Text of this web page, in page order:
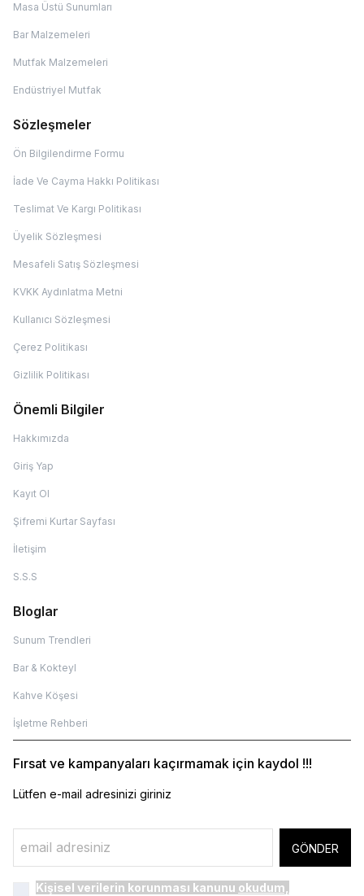
Masa Üstü Sunumları
Bar Malzemeleri
Mutfak Malzemeleri
Endüstriyel Mutfak
Sözleşmeler
Ön Bilgilendirme Formu
İade Ve Cayma Hakkı Politikası
Teslimat Ve Kargı Politikası
Üyelik Sözleşmesi
Mesafeli Satış Sözleşmesi
KVKK Aydınlatma Metni
Kullanıcı Sözleşmesi
Çerez Politikası
Gizlilik Politikası
Önemli Bilgiler
Hakkımızda
Giriş Yap
Kayıt Ol
Şifremi Kurtar Sayfası
İletişim
S.S.S
Bloglar
Sunum Trendleri
Bar & Kokteyl
Kahve Köşesi
İşletme Rehberi
Fırsat ve kampanyaları kaçırmamak için kaydol !!!
Lütfen e-mail adresinizi giriniz
GÖNDER
Kişisel verilerin korunması kanunu okudum,